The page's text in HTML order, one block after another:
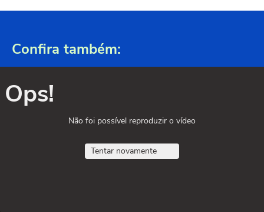
Confira também:
Ops!
Não foi possível reproduzir o vídeo
Tentar novamente